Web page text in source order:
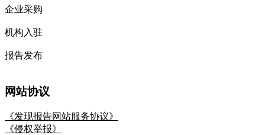
企业采购
机构入驻
报告发布
网站协议
《发现报告网站服务协议》
《侵权举报》